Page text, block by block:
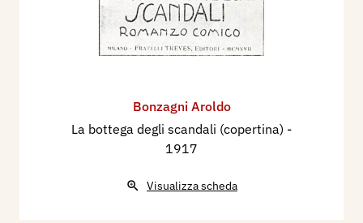
Bonzagni Aroldo
La bottega degli scandali (copertina) -
1917
Visualizza scheda